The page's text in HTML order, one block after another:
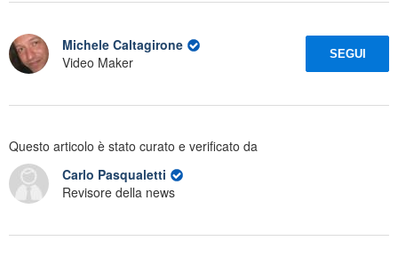
Michele Caltagirone
Video Maker
SEGUI
Questo articolo è stato curato e verificato da
Carlo Pasqualetti
Revisore della news